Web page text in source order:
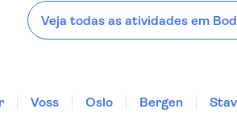
Veja todas as atividades em
Voss Oslo Bergen